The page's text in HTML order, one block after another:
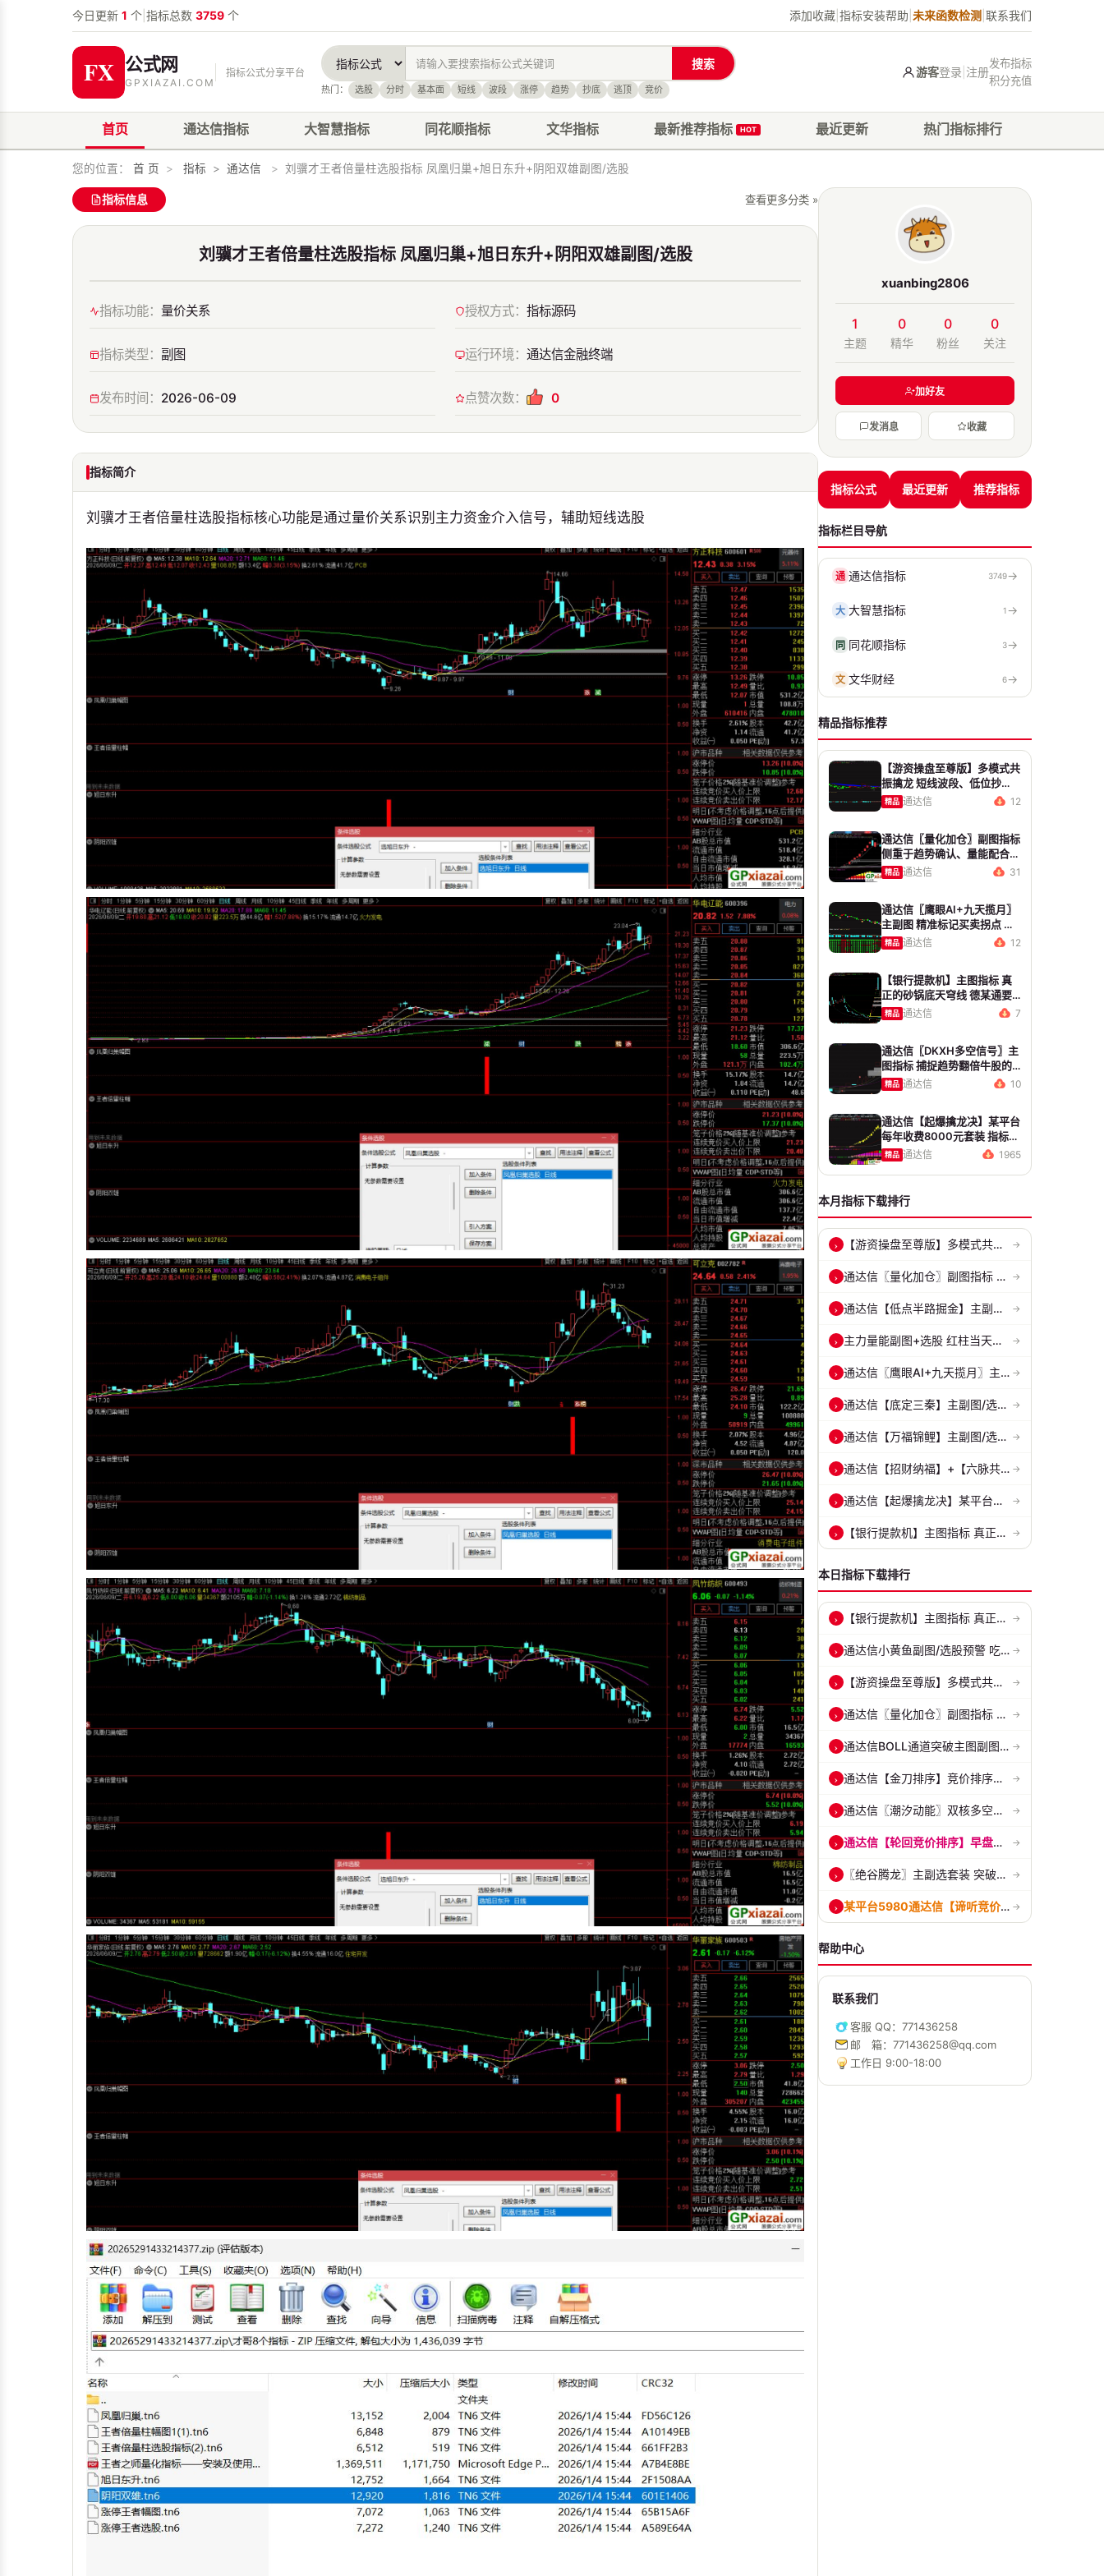
今日更新 1 个 指标总数 3759 个 添加收藏 指标安装帮助 未来函数检测 联系我们
公式网
GPXIAZAI.COM
指标公式分享平台
搜索
热门： 选股 分时 基本面 短线 波段 涨停 趋势 抄底 逃顶 竞价
游客登录 注册
发布指标
积分充值
首页 通达信指标 大智慧指标 同花顺指标 文华指标 最新推荐指标 HOT 最近更新 热门指标排行
您的位置： 首 页 > 指标 > 通达信 > 刘骥才王者倍量柱选股指标 凤凰归巢+旭日东升+阴阳双雄副图/选股
指标信息 查看更多分类 »
刘骥才王者倍量柱选股指标 凤凰归巢+旭日东升+阴阳双雄副图/选股
指标功能： 量价关系 授权方式： 指标源码
指标类型： 副图 运行环境： 通达信金融终端
发布时间： 2026-06-09 点赞次数： 0
指标简介
刘骥才王者倍量柱选股指标核心功能是通过量价关系识别主力资金介入信号，辅助短线选股
xuanbing2806
1
主题
0
精华
0
粉丝
0
关注
加好友
发消息 收藏
指标公式 最近更新 推荐指标
指标栏目导航
通 通达信指标 3749→
大 大智慧指标 1→
同 同花顺指标 3→
文 文华财经 6→
精品指标推荐
【游资操盘至尊版】多模式共
振擒龙 短线波段、低位抄
底、游资启动行情量身打造
精品 通达信 12
通达信〖量化加仓〗副图指标
侧重于趋势确认、量能配合与
高低位反转信号 源码 贴图
精品 通达信 31
通达信〖鹰眼AI+九天揽月〗
主副图 精准标记买卖拐点 九
维因子共振过滤杂波
精品 通达信 12
【银行提款机】主图指标 真
正的砂锅底天穹线 德某通要
价10万的主图核心算法雷同
版
精品 通达信 7
通达信〖DKXH多空信号〗主
图指标 捕捉趋势翻倍牛股的
最佳股票指标公式之一
精品 通达信 10
通达信【起爆擒龙决】某平台
每年收费8000元套装 指标源
码 无未来
精品 通达信 1965
本月指标下载排行
› 【游资操盘至尊版】多模式共振擒龙 短线波段、低位抄底、游资启动行情量... →
› 通达信〖量化加仓〗副图指标 侧重于趋势确认、量能配合与高低位反转信号... →
› 通达信【低点半路掘金】主副图/选股指标 挖掘低吸 半路下跌低吸思路 源... →
› 主力量能副图+选股 红柱当天主动买入量 绿柱主动卖出量 →
› 通达信〖鹰眼AI+九天揽月〗主副图 精准标记买卖拐点 九维因子共振过滤杂... →
› 通达信【底定三秦】主副图/选股 连板龙头低吸精准量化 出票少而精 五年... →
› 通达信【万福锦鲤】主副图/选股 一进二主升和锦鲤回调两种模式 源码 →
› 通达信【招财纳福】+【六脉共振】主副图/选股 自用经历实战的指标 抓强... →
› 通达信【起爆擒龙决】某平台每年收费8000元套装 指标源码 无未来 →
› 【银行提款机】主图指标 真正的砂锅底天穹线 德某通要价10万的主图核心... →
本日指标下载排行
› 【银行提款机】主图指标 真正的砂锅底天穹线 德某通要价10万的主图核心... →
› 通达信小黄鱼副图/选股预警 吃肉密码 捕捉最强拉升段 源码 贴图 →
› 【游资操盘至尊版】多模式共振擒龙 短线波段、低位抄底、游资启动行情量... →
› 通达信〖量化加仓〗副图指标 侧重于趋势确认、量能配合与高低位反转信号... →
› 通达信BOLL通道突破主图副图和选股指标 BOLL通达突破追踪主力动向 源码... →
› 通达信【金刀排序】竞价排序选股指标 精准捕捉强势首板 源码 贴图 →
› 通达信〖潮汐动能〗双核多空副图 评估上涨动能 量化判断多空力量的强弱... →
› 通达信【轮回竞价排序】早盘竞价 捕捉早盘强势起爆点 副图排序 源码 贴... →
› 〖绝谷腾龙〗主副选套装 突破黄金分水岭，第一根跳空金手指全套战法 →
› 某平台5980通达信【谛听竞价】早盘竞价排序 竞价选股公式 9:25抓强势股... →
帮助中心
联系我们
客服 QQ：771436258
邮 箱：771436258@qq.com
工作日 9:00-18:00